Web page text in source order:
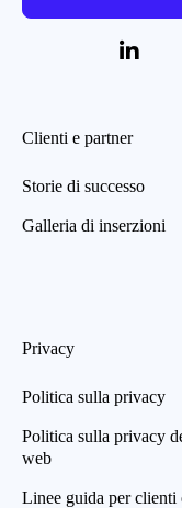
Clienti e partner
Storie di successo
Galleria di inserzioni
Privacy
Politica sulla privacy
Politica sulla privacy
web
Linee guida per clienti